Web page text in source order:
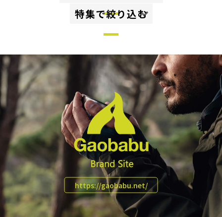
調理器具・食器類
燃料
イス・テーブル
テント・タープ・寝袋
クーラー・ジャグ
バッグ・キャリー・背負子
帽子・サングラス
ライト・ランタン
特集で絞り込む
ソロ・デュオキャンプ、ツーリング
ハイキング・トレッキング
ピクニック・チェアリング
バーベキューBBQ
車中泊
ファミリーフィッシング
マリンレジャー
スポーツ観戦・応援
https://gaobabu.net/